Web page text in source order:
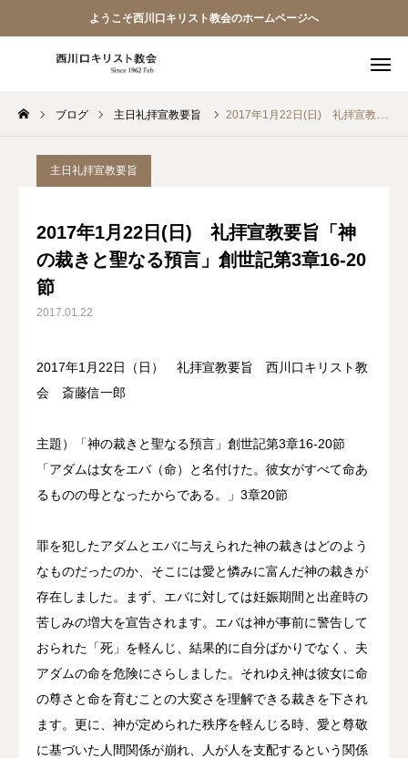
ようこそ西川口キリスト教会のホームページへ
ブログ 主日礼拝宣教要旨 2017年1月22日(日) 礼拝宣教要旨「神の裁きと聖なる預言」創世記第3章16-20節
主日礼拝宣教要旨
2017年1月22日(日) 礼拝宣教要旨「神
の裁きと聖なる預言」創世記第3章16-20
節
2017.01.22
2017年1月22日（日） 礼拝宣教要旨 西川口キリスト教
会 斎藤信一郎
主題）「神の裁きと聖なる預言」創世記第3章16-20節
「アダムは女をエバ（命）と名付けた。彼女がすべて命あ
るものの母となったからである。」3章20節
罪を犯したアダムとエバに与えられた神の裁きはどのよう
なものだったのか、そこには愛と憐みに富んだ神の裁きが
存在しました。まず、エバに対しては妊娠期間と出産時の
苦しみの増大を宣告されます。エバは神が事前に警告して
おられた「死」を軽んじ、結果的に自分ばかりでなく、夫
アダムの命を危険にさらしました。それゆえ神は彼女に命
の尊さと命を育むことの大変さを理解できる裁きを下され
ます。更に、神が定められた秩序を軽んじる時、愛と尊敬
に基づいた人間関係が崩れ、人が人を支配するという関係
教会員ページ
ようこそ桜並木の教会へ
西川口キリスト教会 信仰告白
案内･地図